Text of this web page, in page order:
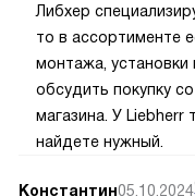
Либхер
то в ассортименте
монтажа,
обсудить покупку
магазина. У Liebherr
найдете нужный.
Константин05.10.2024